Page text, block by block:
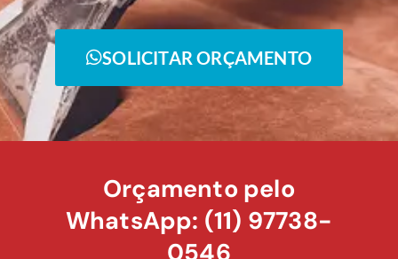
SOLICITAR ORÇAMENTO
Orçamento pelo
WhatsApp: (11) 97738-
0546